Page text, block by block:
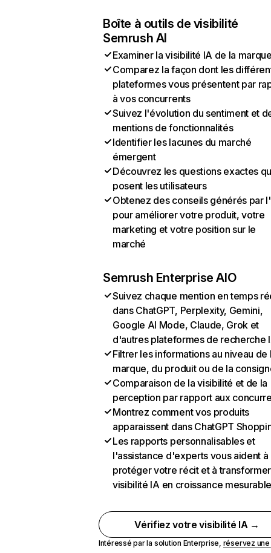
Boîte à outils de visibilité
Semrush AI
Examiner la visibilité IA de la
Comparez la façon dont les
plateformes vous présentent par
à vos concurrents
Suivez l'évolution du sentiment et
mentions de fonctionnalités
Identifier les lacunes du marché
émergent
Découvrez les questions exactes
posent les utilisateurs
Obtenez des conseils générés par
pour améliorer votre produit, votre
marketing et votre position sur le
marché
Semrush Enterprise AIO
Suivez chaque mention en temps
dans ChatGPT, Perplexity, Gemini,
Google AI Mode, Claude, Grok et
d'autres plateformes de recherche
Filtrer les informations au niveau de
marque, du produit ou de la
Comparaison de la visibilité et de la
perception par rapport aux
Montrez comment vos produits
apparaissent dans ChatGPT
Les rapports personnalisables et
l'assistance d'experts vous aident à
protéger votre récit et à
visibilité IA en croissance
Vérifiez votre visibilité IA →
Intéressé par la solution Enterprise, réservez